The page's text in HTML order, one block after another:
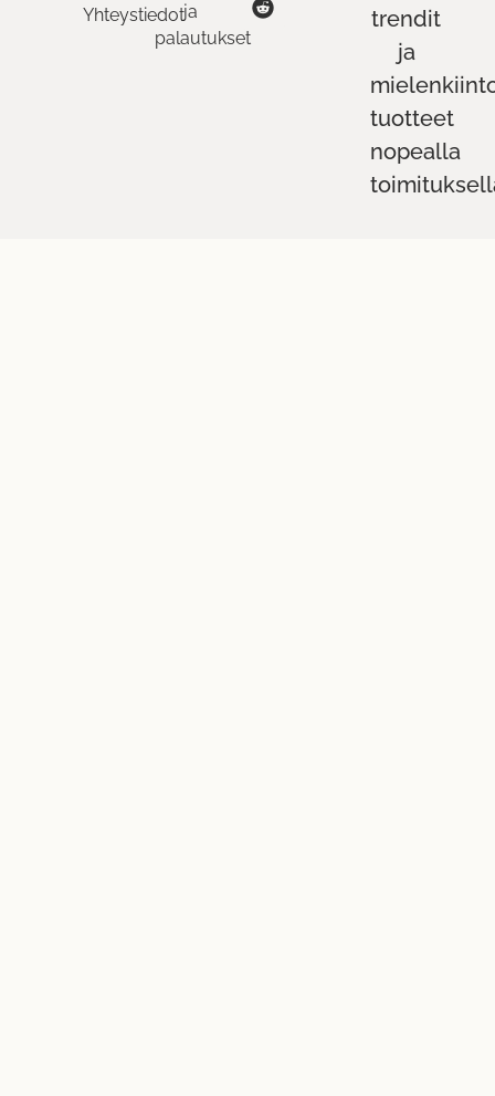
Yhteystiedotja
palautukset
trendit
ja
tuotteet
nopealla